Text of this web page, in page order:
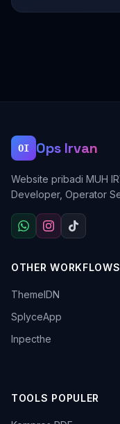
OI Ops Irvan
Website pribadi MUH
Developer, Operator
OTHER
ThemeIDN
SplyceApp
Inpecthe
TOOLS POPULER